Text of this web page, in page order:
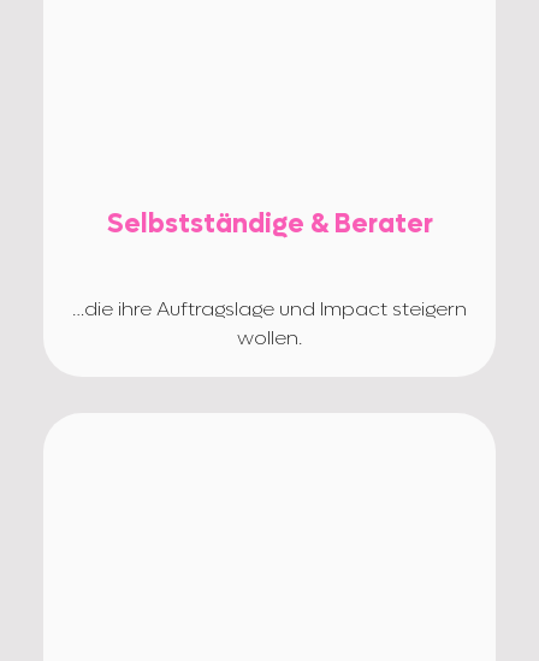
Selbstständige & Berater
…die ihre Auftragslage und Impact steigern
wollen.‍